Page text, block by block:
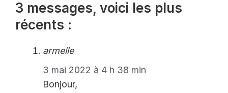
3 messages, voici les plus
récents :
armelle
3 mai 2022 à 4 h 38 min
Bonjour,